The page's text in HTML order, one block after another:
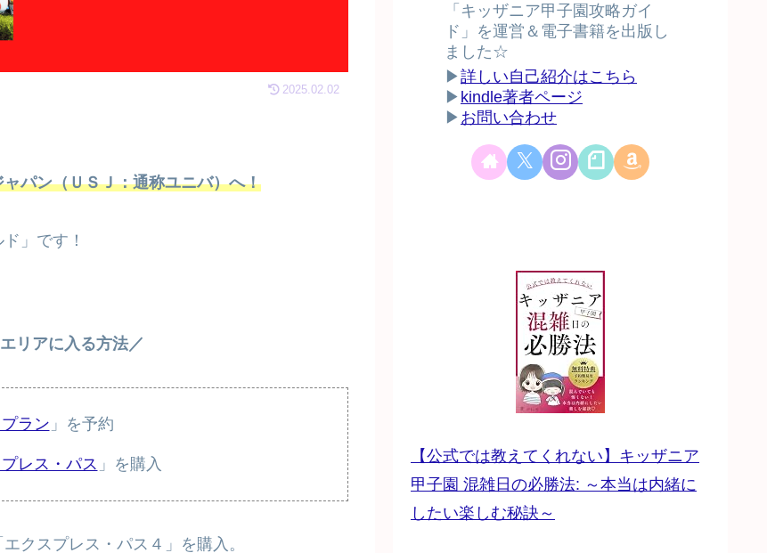
2025.02.02
パン（ＵＳＪ：通称ユニバ）へ！
」です！
リアに入る方法／
ラン 」を予約
レス・パス 」を購入
クスプレス・パス４」を購入。
「キッザニア甲子園攻略ガイ
ド」を運営＆電子書籍を出版し
ました☆
▶詳しい自己紹介はこちら
▶ kindle著者ページ
▶ お問い合わせ
【公式では教えてくれない】キッザニア
甲子園 混雑日の必勝法: ～本当は内緒に
したい楽しむ秘訣～